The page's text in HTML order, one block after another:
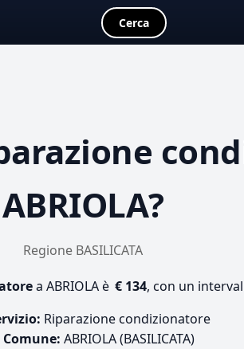
Cerca
ABRIOLA?
Regione BASILICATA
a ABRIOLA è € 134, con un
Riparazione condizionatore
Comune: ABRIOLA (BASILICATA)